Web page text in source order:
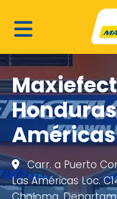
Américas
Carr. a Puerto
Las Américas Loc.